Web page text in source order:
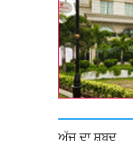
ਅੱਜ ਦਾ ਸ਼ਬਦ